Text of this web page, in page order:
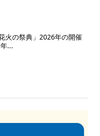
火の祭典」2026年の開催
...